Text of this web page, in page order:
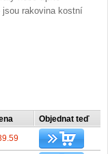
rakovina kostní
Objednat teď